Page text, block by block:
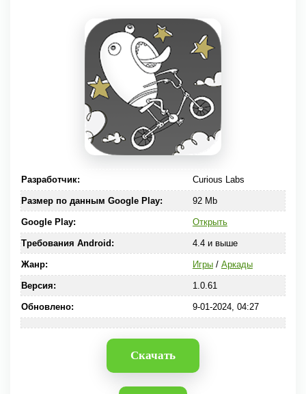
Разработчик: Curious Labs
Размер по данным Google Play: 92 Mb
Google Play: Открыть
Требования Android: 4.4 и выше
Жанр: Игры/ Аркады
Версия: 1.0.61
Обновлено: 9-01-2024, 04:27
Скачать